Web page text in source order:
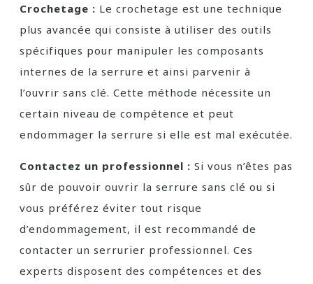
Crochetage : Le crochetage est une technique
plus avancée qui consiste à utiliser des outils
spécifiques pour manipuler les composants
internes de la serrure et ainsi parvenir à
l’ouvrir sans clé. Cette méthode nécessite un
certain niveau de compétence et peut
endommager la serrure si elle est mal exécutée.
Contactez un professionnel : Si vous n’êtes pas
sûr de pouvoir ouvrir la serrure sans clé ou si
vous préférez éviter tout risque
d’endommagement, il est recommandé de
contacter un serrurier professionnel. Ces
experts disposent des compétences et des